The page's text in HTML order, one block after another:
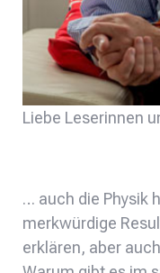
Liebe Leserinnen
… auch die Physik
merkwürdige
erklären, aber